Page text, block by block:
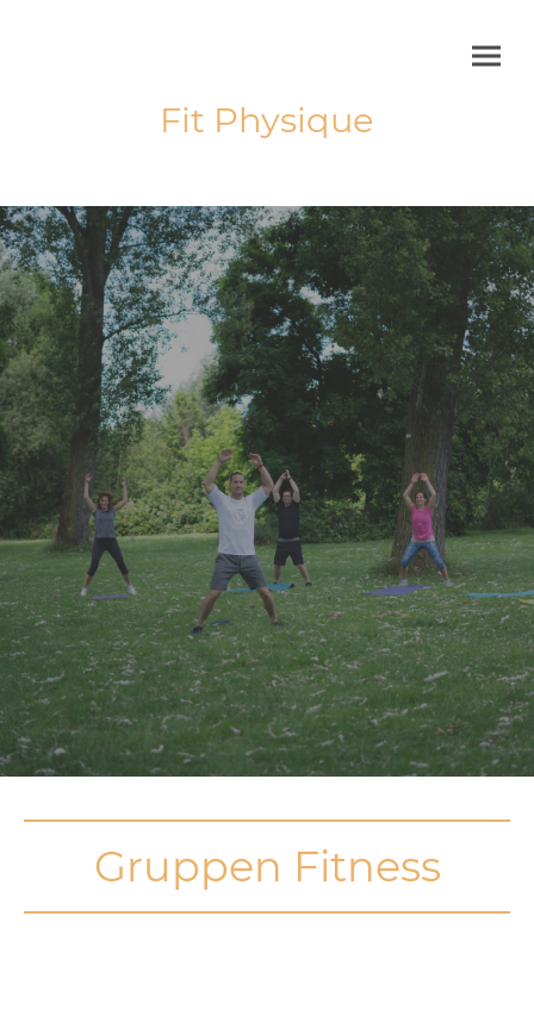
Fit Physique
Gruppen Fitness